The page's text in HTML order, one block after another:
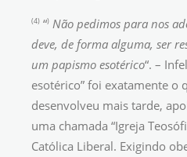
(4) “) Não pedimos para nos
deve, de forma alguma, ser
um papismo esotérico“. –
esotérico” foi exatamente o
desenvolveu mais tarde,
uma chamada “Igreja
Católica Liberal. Exigindo